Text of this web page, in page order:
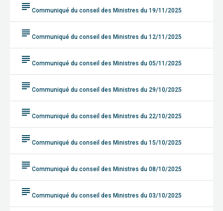
subject Communiqué du conseil des Ministres du 19/11/2025
subject Communiqué du conseil des Ministres du 12/11/2025
subject Communiqué du conseil des Ministres du 05/11/2025
subject Communiqué du conseil des Ministres du 29/10/2025
subject Communiqué du conseil des Ministres du 22/10/2025
subject Communiqué du conseil des Ministres du 15/10/2025
subject Communiqué du conseil des Ministres du 08/10/2025
subject Communiqué du conseil des Ministres du 03/10/2025